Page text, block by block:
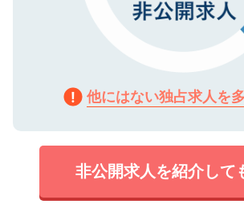
他にはない独占求人を
非公開求人を紹介して